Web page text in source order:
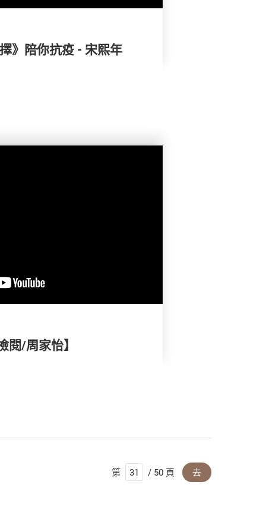
》陪你抗疫 - 宋熙年
閱/周家怡】
第 / 50 頁 去